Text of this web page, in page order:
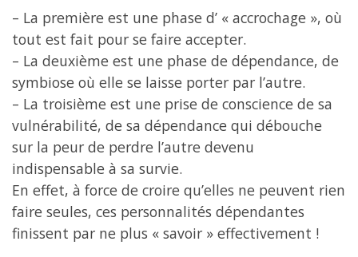
– La première est une phase d’ « accrochage », où
tout est fait pour se faire accepter.
– La deuxième est une phase de dépendance, de
symbiose où elle se laisse porter par l’autre.
– La troisième est une prise de conscience de sa
vulnérabilité, de sa dépendance qui débouche
sur la peur de perdre l’autre devenu
indispensable à sa survie.
En effet, à force de croire qu’elles ne peuvent rien
faire seules, ces personnalités dépendantes
finissent par ne plus « savoir » effectivement !